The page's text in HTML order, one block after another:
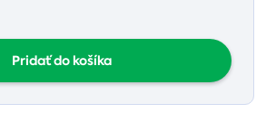
Pridať do košíka